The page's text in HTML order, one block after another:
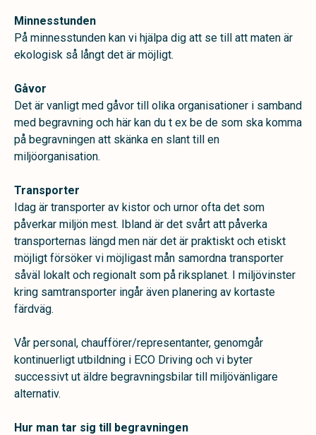
Minnesstunden
På minnesstunden kan vi hjälpa dig att se till att maten är
ekologisk så långt det är möjligt.
Gåvor
Det är vanligt med gåvor till olika organisationer i samband
med begravning och här kan du t ex be de som ska komma
på begravningen att skänka en slant till en
miljöorganisation.
Transporter
Idag är transporter av kistor och urnor ofta det som
påverkar miljön mest. Ibland är det svårt att påverka
transporternas längd men när det är praktiskt och etiskt
möjligt försöker vi möjligast mån samordna transporter
såväl lokalt och regionalt som på riksplanet. I miljövinster
kring samtransporter ingår även planering av kortaste
färdväg.
Vår personal, chaufförer/representanter, genomgår
kontinuerligt utbildning i ECO Driving och vi byter
successivt ut äldre begravningsbilar till miljövänligare
alternativ.
Hur man tar sig till begravningen